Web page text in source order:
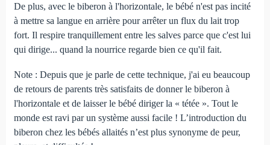
De plus, avec le biberon à l'horizontale, le bébé n'est pas incité
à mettre sa langue en arrière pour arrêter un flux du lait trop
fort. Il respire tranquillement entre les salves parce que c'est lui
qui dirige... quand la nourrice regarde bien ce qu'il fait.
Note : Depuis que je parle de cette technique, j'ai eu beaucoup
de retours de parents très satisfaits de donner le biberon à
l'horizontale et de laisser le bébé diriger la « tétée ». Tout le
monde est ravi par un système aussi facile ! L’introduction du
biberon chez les bébés allaités n’est plus synonyme de peur,